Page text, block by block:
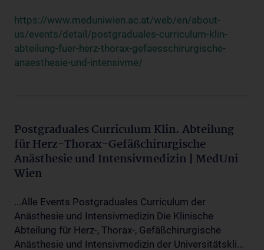
https://www.meduniwien.ac.at/web/en/about-
us/events/detail/postgraduales-curriculum-klin-
abteilung-fuer-herz-thorax-gefaesschirurgische-
anaesthesie-und-intensivme/
Postgraduales Curriculum Klin. Abteilung
für Herz-Thorax-Gefäßchirurgische
Anästhesie und Intensivmedizin | MedUni
Wien
...Alle Events Postgraduales Curriculum der
Anästhesie und Intensivmedizin Die Klinische
Abteilung für Herz-, Thorax-, Gefäßchirurgische
Anästhesie und Intensivmedizin der Universitätskli...